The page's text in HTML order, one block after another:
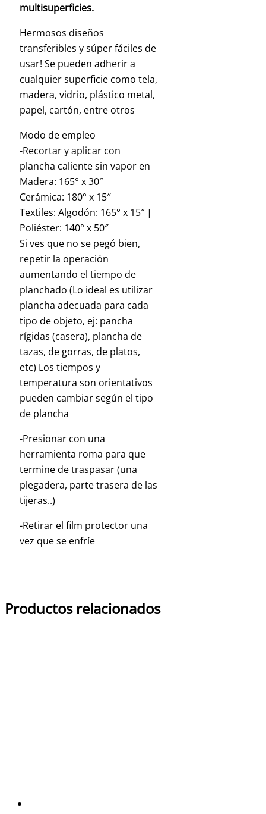
multisuperficies.
Hermosos diseños
transferibles y súper fáciles de
usar! Se pueden adherir a
cualquier superficie como tela,
madera, vidrio, plástico metal,
papel, cartón, entre otros
Modo de empleo
-Recortar y aplicar con
plancha caliente sin vapor en
Madera: 165° x 30″
Cerámica: 180° x 15″
Textiles: Algodón: 165° x 15″ |
Poliéster: 140° x 50″
Si ves que no se pegó bien,
repetir la operación
aumentando el tiempo de
planchado (Lo ideal es utilizar
plancha adecuada para cada
tipo de objeto, ej: pancha
rígidas (casera), plancha de
tazas, de gorras, de platos,
etc) Los tiempos y
temperatura son orientativos
pueden cambiar según el tipo
de plancha
-Presionar con una
herramienta roma para que
termine de traspasar (una
plegadera, parte trasera de las
tijeras..)
-Retirar el film protector una
vez que se enfríe
Productos relacionados